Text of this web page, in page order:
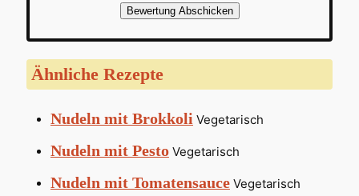
Bewertung Abschicken
Ähnliche Rezepte
Nudeln mit BrokkoliVegetarisch
Nudeln mit PestoVegetarisch
Nudeln mit TomatensauceVegetarisch